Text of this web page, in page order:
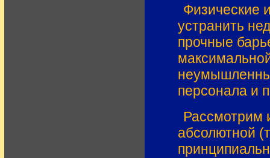
Физические
устранить
прочные
персонала и
Рассмотрим
абсолютной